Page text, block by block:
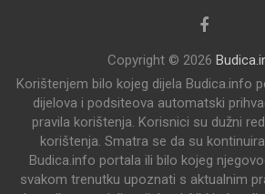
Copyright © 2026
Korištenjem bilo kojeg dijela Budica.info
dijelova i podsiteova automatski
pravila korištenja. Korisnici su dužni
korištenja. Smatra se da su
Budica.info portala ili bilo kojeg
svakom trenutku upoznati s aktualnim